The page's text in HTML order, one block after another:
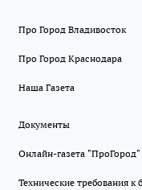
Про Город Владивосток
Про Город Краснодара
Наша Газета
Документы
Онлайн-газета "ПроГород"
Технические требования